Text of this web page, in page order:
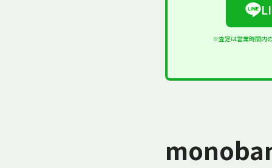
※査定は営業時間内